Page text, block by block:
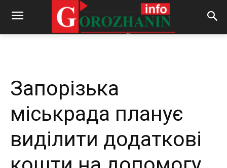
By REDACTOR - 01.05.2025 296
Запорізька
міськрада планує
виділити додаткові